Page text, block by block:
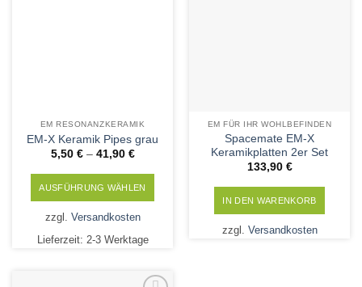
EM RESONANZKERAMIK
EM-X Keramik Pipes grau
5,50 €– 41,90 €
AUSFÜHRUNG WÄHLEN
weist
zzgl. Versandkosten
Lieferzeit: 2-3 Werktage
EM FÜR IHR WOHLBEFINDEN
Spacemate EM-X
Keramikplatten 2er Set
133,90 €
IN DEN WARENKORB
zzgl. Versandkosten